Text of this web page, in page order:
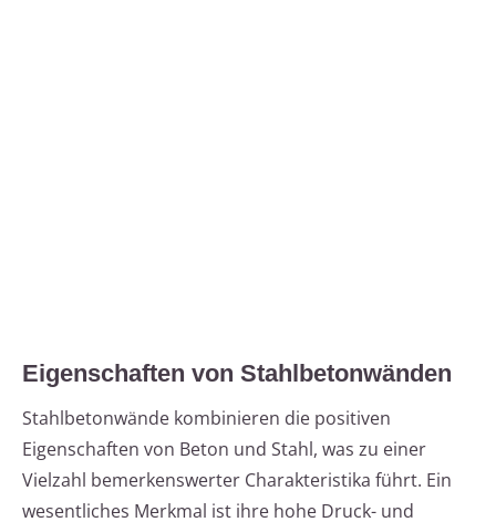
Eigenschaften von Stahlbetonwänden
Stahlbetonwände kombinieren die positiven
Eigenschaften von Beton und Stahl, was zu einer
Vielzahl bemerkenswerter Charakteristika führt. Ein
wesentliches Merkmal ist ihre hohe Druck- und